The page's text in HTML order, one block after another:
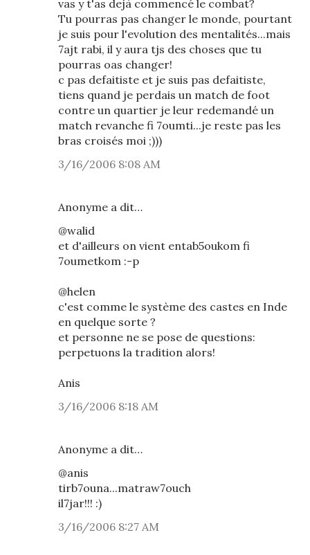
vas y t'as dejà commencé le combat?
Tu pourras pas changer le monde, pourtant
je suis pour l'evolution des mentalités...mais
7ajt rabi, il y aura tjs des choses que tu
pourras oas changer!
c pas defaitiste et je suis pas defaitiste,
tiens quand je perdais un match de foot
contre un quartier je leur redemandé un
match revanche fi 7oumti...je reste pas les
bras croisés moi ;)))
3/16/2006 8:08 AM
Anonyme a dit…
@walid
et d'ailleurs on vient entab5oukom fi
7oumetkom :-p
@helen
c'est comme le système des castes en Inde
en quelque sorte ?
et personne ne se pose de questions:
perpetuons la tradition alors!
Anis
3/16/2006 8:18 AM
Anonyme a dit…
@anis
tirb7ouna...matraw7ouch
il7jar!!! :)
3/16/2006 8:27 AM